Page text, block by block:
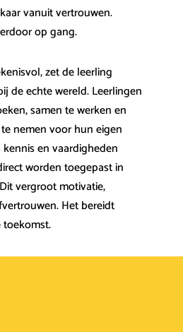
vanuit vertrouwen.
op gang.
zet de leerling
de echte wereld. Leerlingen
samen te werken en
nemen voor hun eigen
en vaardigheden
worden toegepast in
vergroot motivatie,
Het bereidt